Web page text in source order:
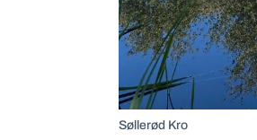
Søllerød Kro